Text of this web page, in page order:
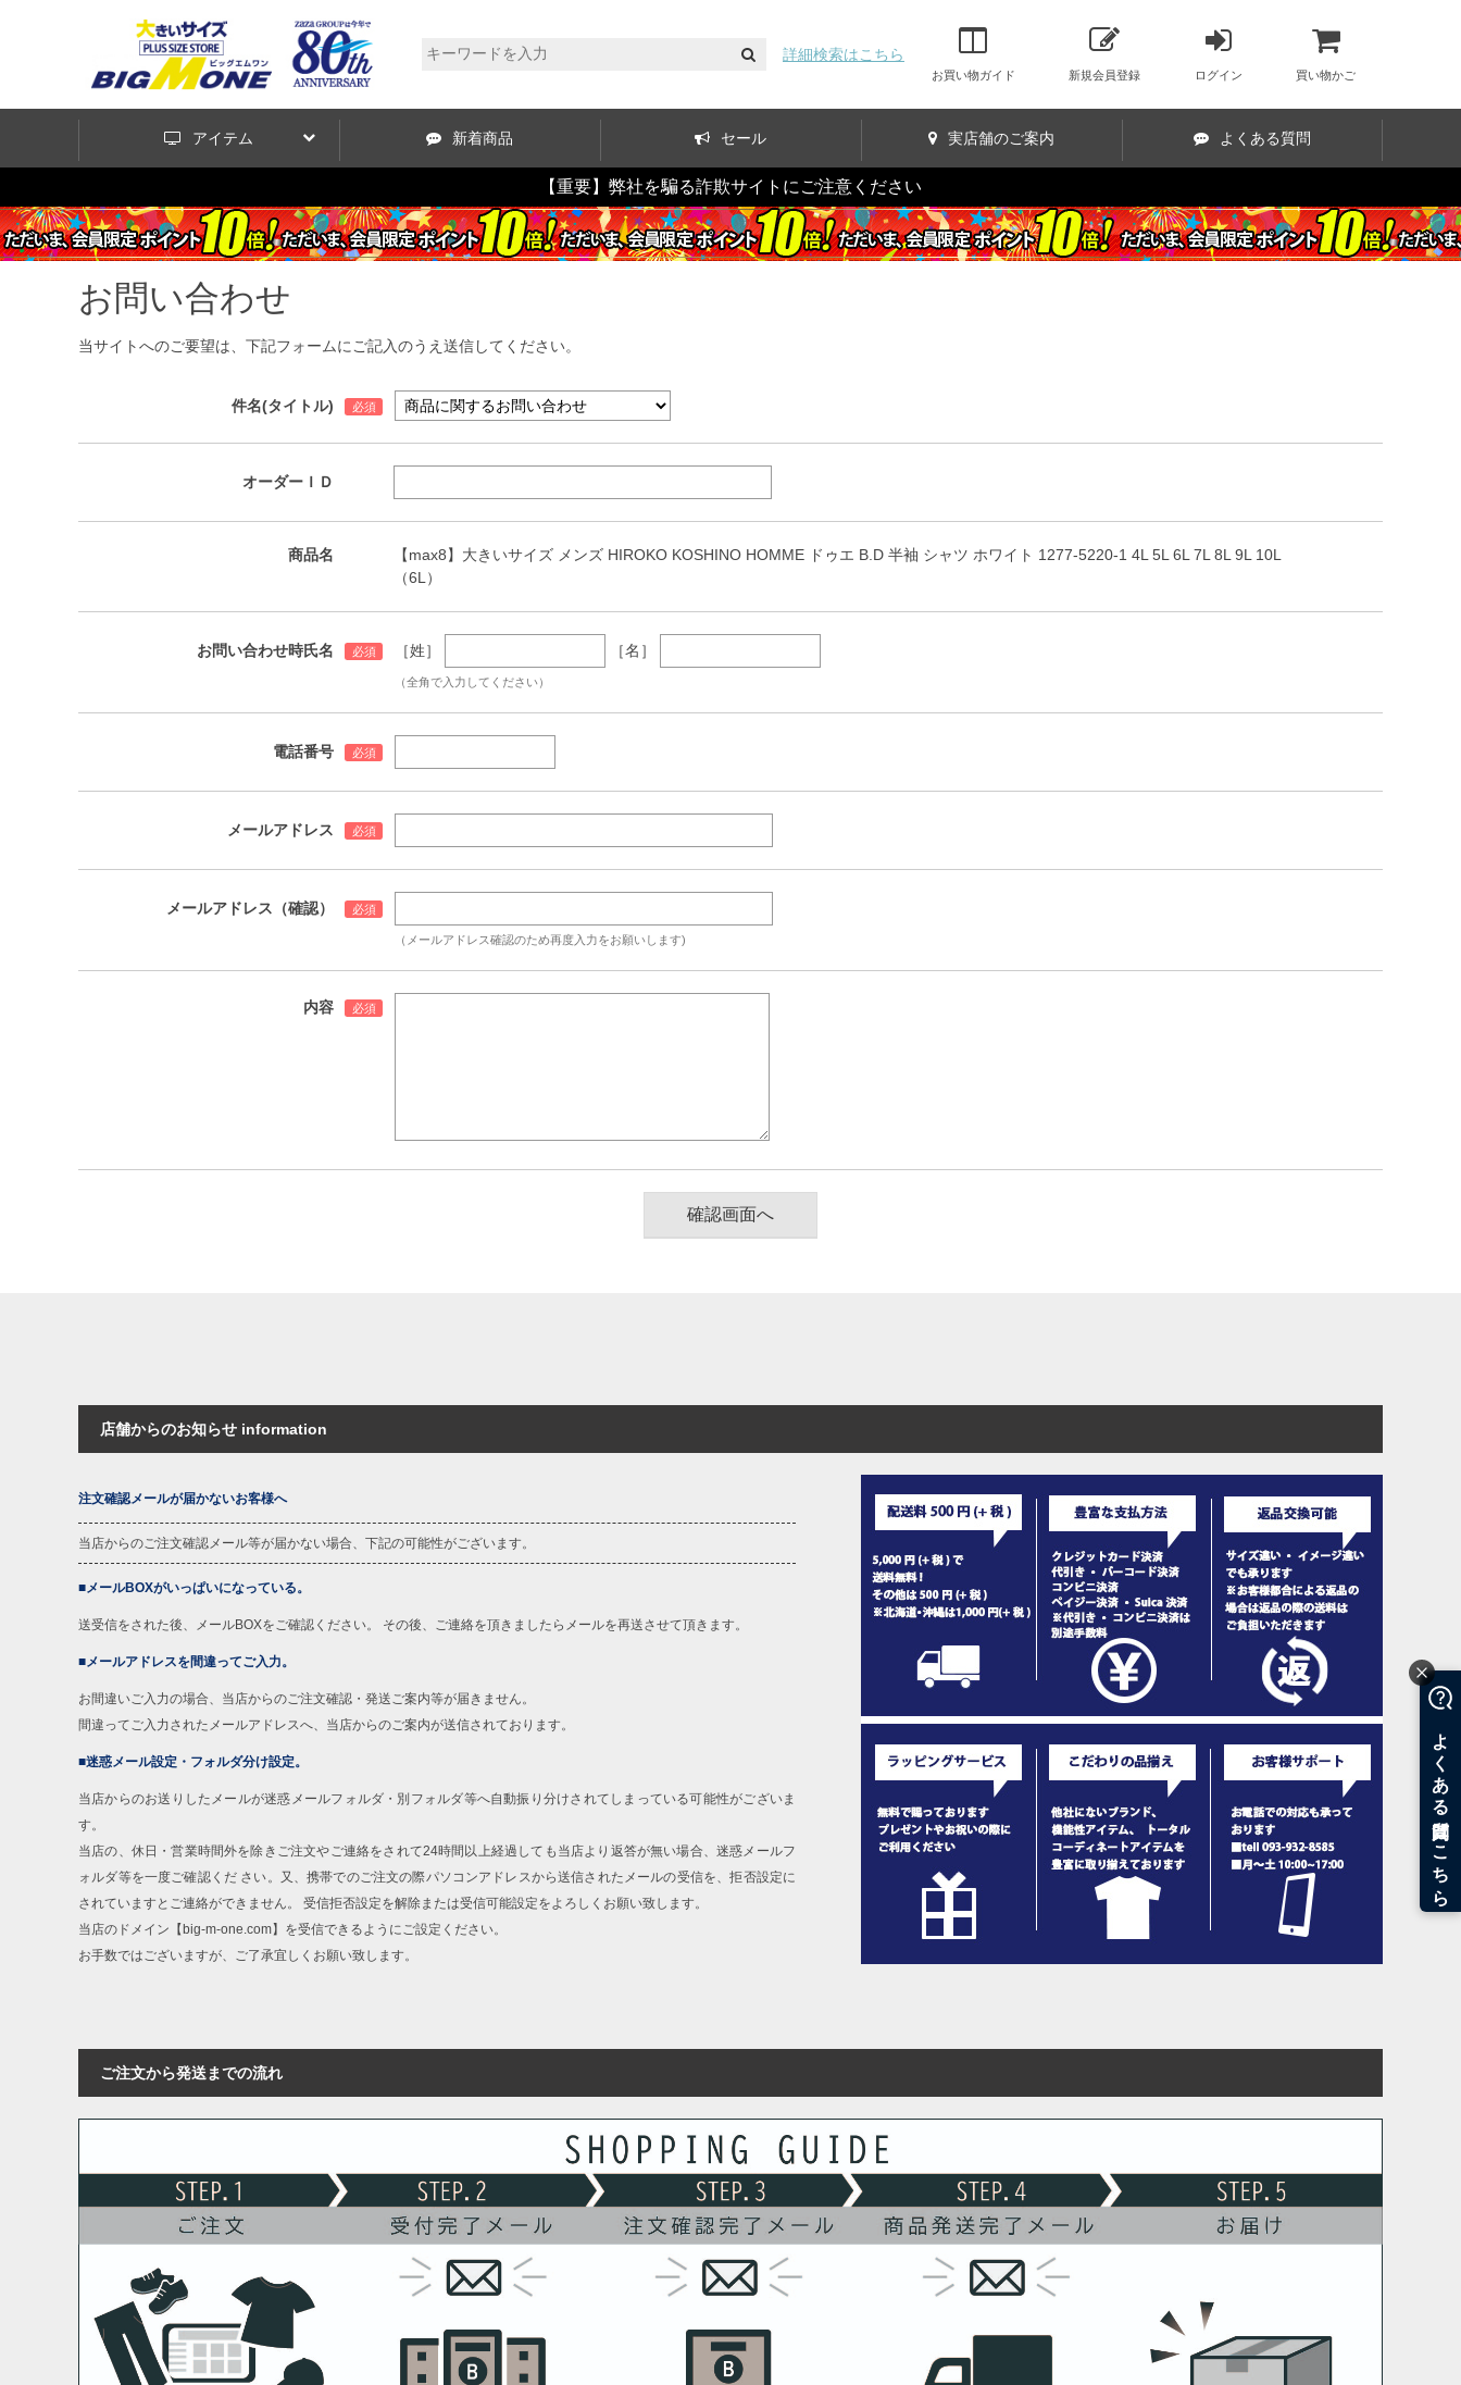
詳細検索はこちら
お買い物ガイド 新規会員登録 ログイン 買い物かご
アイテム 新着商品 セール 実店舗のご案内 よくある質問
【重要】弊社を騙る詐欺サイトにご注意ください
お問い合わせ
当サイトへのご要望は、下記フォームにご記入のうえ送信してください。
件名(タイトル)
オーダーＩＤ
商品名
【max8】大きいサイズ メンズ HIROKO KOSHINO HOMME ドゥエ B.D 半袖 シャツ ホワイト 1277-5220-1 4L 5L 6L 7L 8L 9L 10L
（6L）
お問い合わせ時氏名 ［姓］ ［名］
（全角で入力してください）
電話番号
メールアドレス
メールアドレス（確認）
（メールアドレス確認のため再度入力をお願いします)
内容
店舗からのお知らせ information
注文確認メールが届かないお客様へ
当店からのご注文確認メール等が届かない場合、下記の可能性がございます。
■メールBOXがいっぱいになっている。
送受信をされた後、メールBOXをご確認ください。 その後、ご連絡を頂きましたらメールを再送させて頂きます。
■メールアドレスを間違ってご入力。
お間違いご入力の場合、当店からのご注文確認・発送ご案内等が届きません。
間違ってご入力されたメールアドレスへ、当店からのご案内が送信されております。
■迷惑メール設定・フォルダ分け設定。
当店からのお送りしたメールが迷惑メールフォルダ・別フォルダ等へ自動振り分けされてしまっている可能性がございま
す。
当店の、休日・営業時間外を除きご注文やご連絡をされて24時間以上経過しても当店より返答が無い場合、迷惑メールフ
ォルダ等を一度ご確認くだ さい。又、携帯でのご注文の際パソコンアドレスから送信されたメールの受信を、拒否設定に
されていますとご連絡ができません。 受信拒否設定を解除または受信可能設定をよろしくお願い致します。
当店のドメイン【big-m-one.com】を受信できるようにご設定ください。
お手数ではございますが、ご了承宜しくお願い致します。
ご注文から発送までの流れ